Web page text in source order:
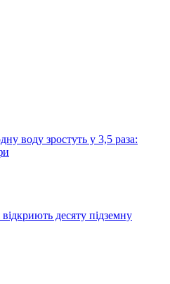
воду зростуть у 3,5 раза:
десяту підземну